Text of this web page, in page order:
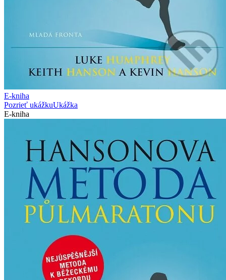
E-kniha
Pozrieť ukážkuUkážka
E-kniha